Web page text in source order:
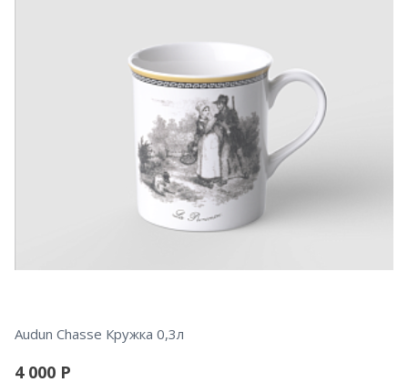
Audun Chasse Кружка 0,3л
4 000 Р